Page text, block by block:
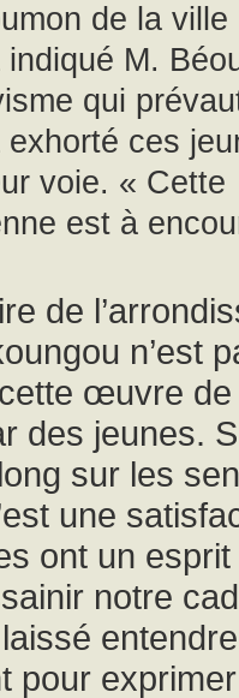
de la ville
M.
qui
ces
voie. « Cette
est à
de
n’est
œuvre
des jeunes.
sur les
une
ont un
notre
pour